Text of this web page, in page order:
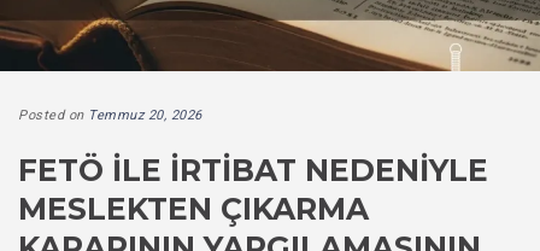
Posted on Temmuz 20, 2026
FETÖ İLE İRTIBAT NEDENIYLE
MESLEKTEN ÇIKARMA